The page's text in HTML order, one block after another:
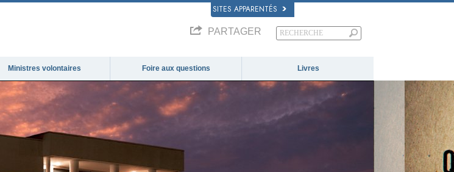
SITES APPARENTÉS
PARTAGER
Ministres volontaires Foire aux questions Livres